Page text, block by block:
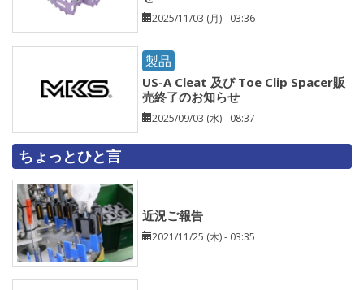
2025/11/03 (月) - 03:36
製品
US-A Cleat 及び Toe Clip Spacer販
売終了のお知らせ
2025/09/03 (水) - 08:37
ちょっとひと言
近況ご報告
2021/11/25 (木) - 03:35